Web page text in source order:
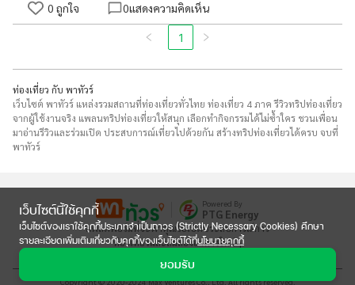
เว็บไซต์นี้ใช้คุกกี้
เว็บไซต์ของเราใช้คุกกี้ประเภทจำเป็นถาวร (Strictly Necessary Cookies) ศึกษา
รายละเอียดเพิ่มเติมเกี่ยวกับคุกกี้ของเว็บไซต์ได้ที่นโยบายคุกกี้
ยอมรับ
0 ถูกใจ 0แสดงความคิดเห็น
1
ท่องเที่ยว กับ พาทัวร์
เว็บไซต์ พาทัวร์ แหล่งรวมสถานที่ท่องเที่ยวทั่วไทย ท่องเที่ยว 4 ภาค รีวิวทริปท่องเที่ยว
จากผู้ใช้งานจริง แพลนทริปท่องเที่ยวให้สนุก เลือกทำกิจกรรมได้ไม่ซ้ำใคร ชวนเพื่อน
มาอ่านรีวิวและร่วมเปิด ประสบการณ์เที่ยวไปด้วยกัน สร้างทริปท่องเที่ยวได้ครบ จบที่
พาทัวร์
Powered By
PTG Energy
แพลตฟอร์มที่จะพาคุณไปเปิดประสบการณ์การ
ท่องเที่ยวและลิ้มลองอาหารใหม่ๆ
Copyright © 2020-2024 Max Ventures Co., Ltd. All rights reserved.